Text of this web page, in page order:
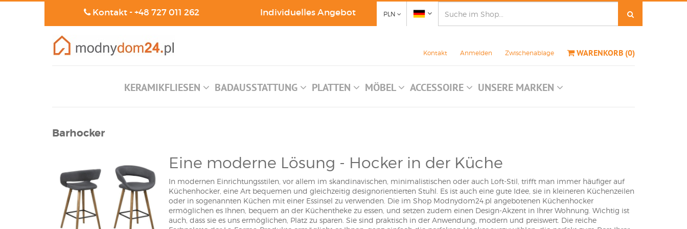
Kontakt -+48 727 011 262 Individuelles Angebot PLN
Kontakt Anmelden Zwischenablage WARENKORB (0)
KERAMIKFLIESEN BADAUSSTATTUNG PLATTEN MÖBEL ACCESSOIRE UNSERE MARKEN
Barhocker
Eine moderne Lösung - Hocker in der Küche
In modernen Einrichtungsstilen, vor allem im skandinavischen, minimalistischen oder auch Loft-Stil, trifft man immer häufiger auf
Küchenhocker, eine Art bequemen und gleichzeitig designorientierten Stuhl. Es ist auch eine gute Idee, sie in kleineren Küchenzeilen
oder in sogenannten Küchen mit einer Essinsel zu verwenden. Die im Shop Modnydom24.pl angebotenen Küchenhocker
ermöglichen es Ihnen, bequem an der Küchentheke zu essen, und setzen zudem einen Design-Akzent in Ihrer Wohnung. Wichtig ist
auch, dass sie es uns ermöglichen, Platz zu sparen. Sie sind praktisch in der Anwendung, modern und preiswert. Die reiche